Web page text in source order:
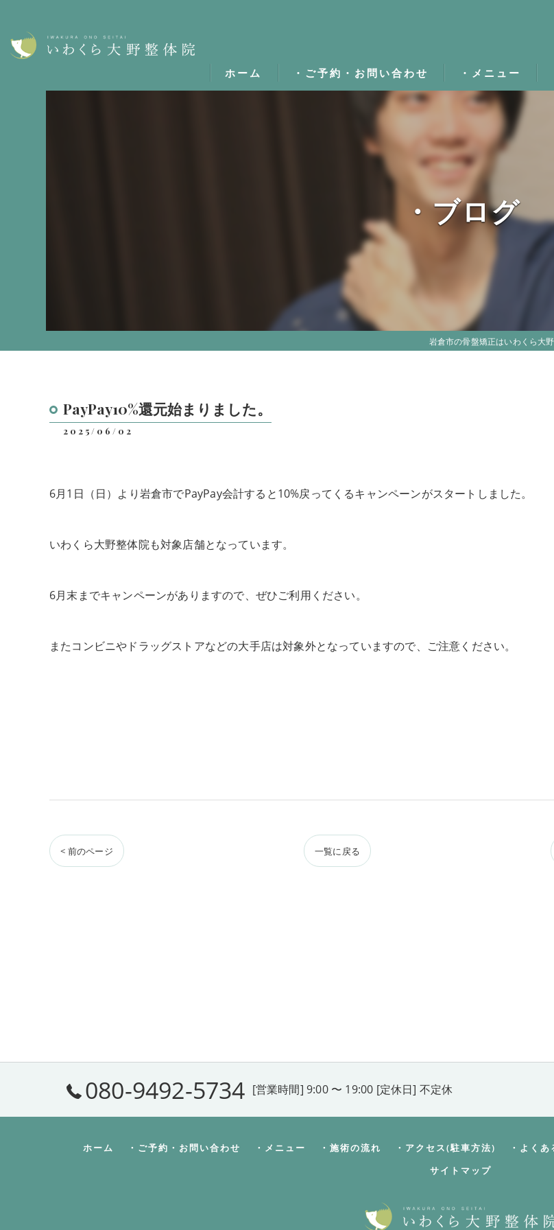
ホーム ・ご予約・お問い合わせ ・メニュー
・施術の流れ
・定期割/回数券
・ブログ
岩倉市の骨盤矯正はいわくら大
PayPay10%還元始まりました。
2025/06/02
6月1日（日）より岩倉市でPayPay会計すると10%戻ってくるキャンペーンがスタートしました。
いわくら大野整体院も対象店舗となっています。
6月末までキャンペーンがありますので、ぜひご利用ください。
またコンビニやドラッグストアなどの大手店は対象外となっていますので、ご注意ください。
< 前のページ 一覧に戻る
080-9492-5734 [営業時間] 9:00 〜 19:00 [定休日] 不定休
ホーム ・ご予約・お問い合わせ ・メニュー ・施術の流れ ・アクセス(駐車方法) ・よくあ
サイトマップ